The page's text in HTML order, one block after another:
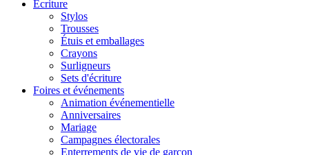
Écriture
Stylos
Trousses
Étuis et emballages
Crayons
Surligneurs
Sets d'écriture
Foires et événements
Animation événementielle
Anniversaires
Mariage
Campagnes électorales
Enterrements de vie de garçon